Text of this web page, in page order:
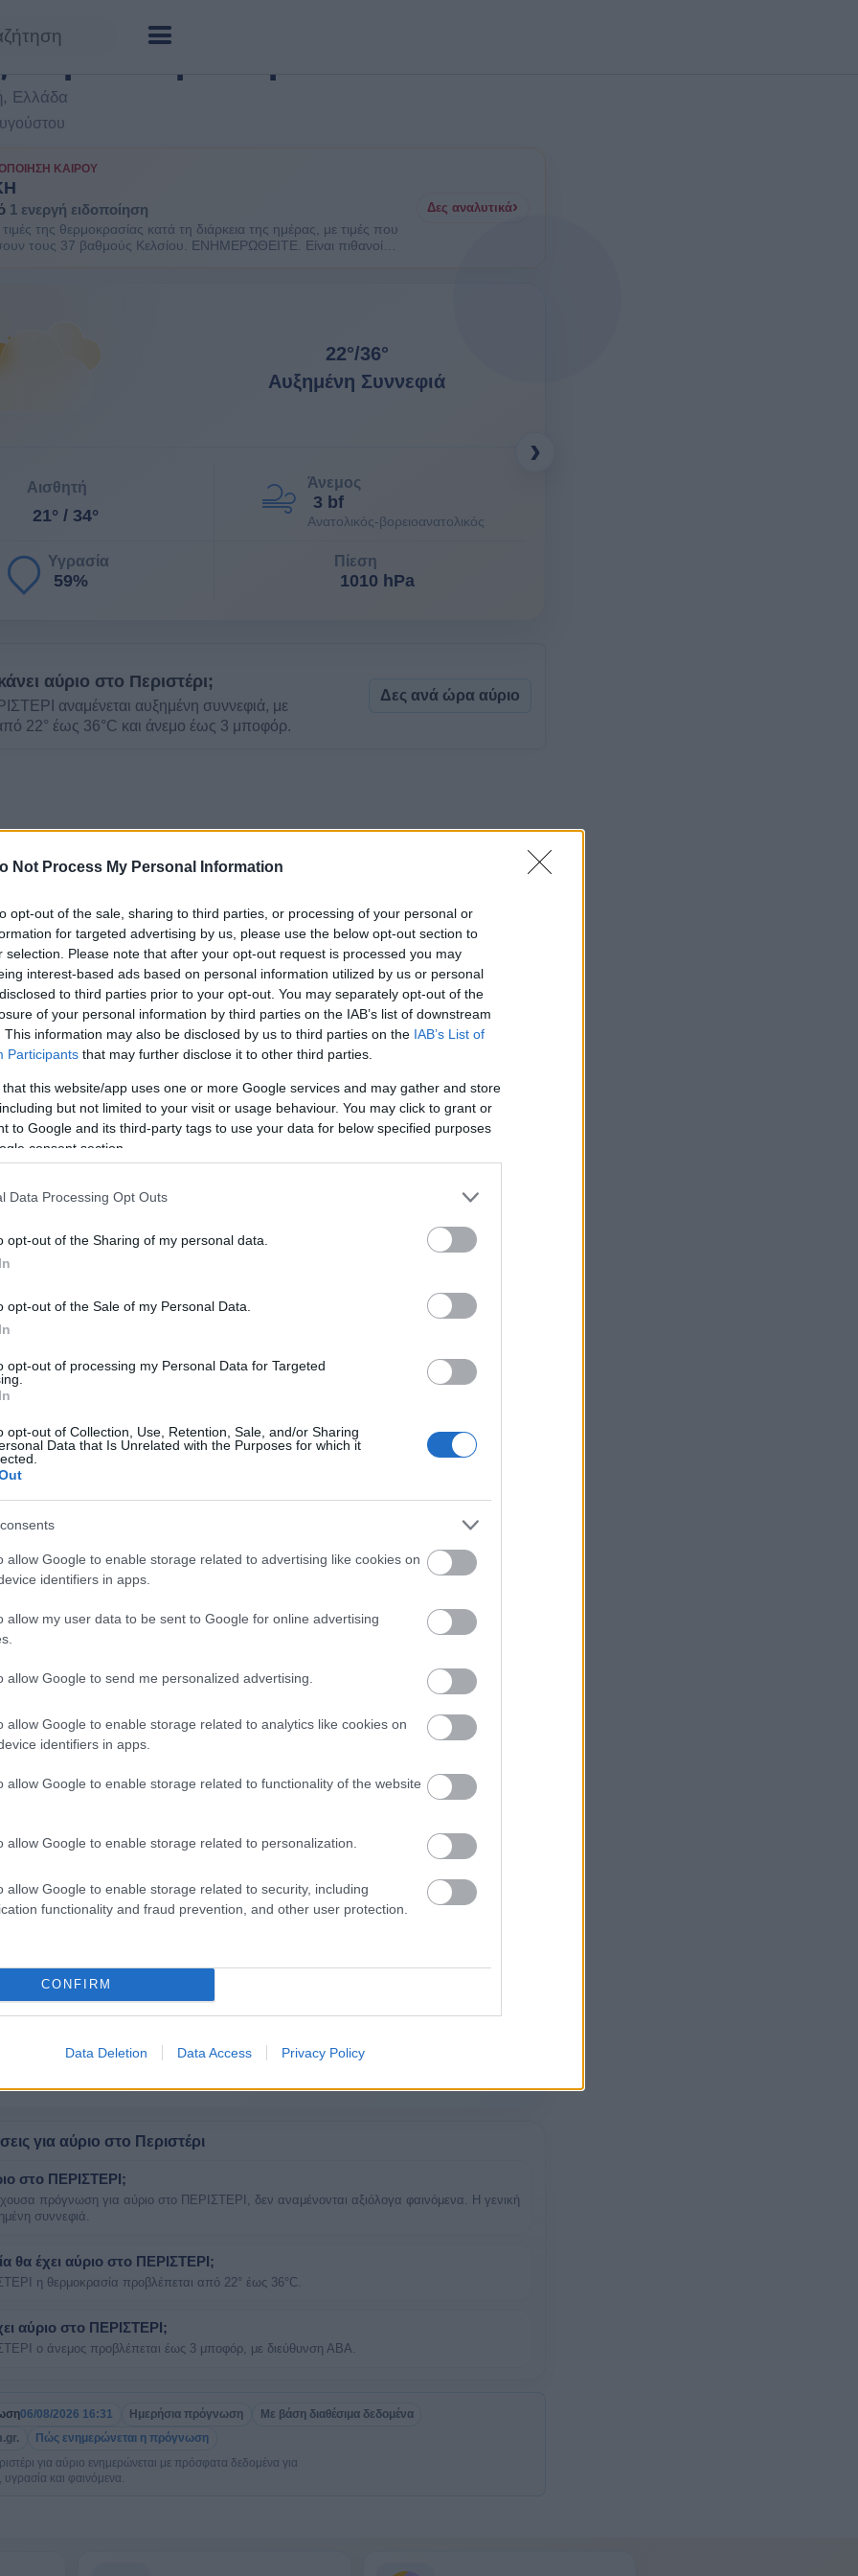
Not Process My Personal Information
opt-out of the sale, sharing to third parties, or processing of your personal or
for targeted advertising by us, please use the below opt-out section to
selection. Please note that after your opt-out request is processed you may
interest-based ads based on personal information utilized by us or personal
to third parties prior to your opt-out. You may separately opt-out of the
of your personal information by third parties on the IAB’s list of downstream
This information may also be disclosed by us to third parties on the IAB’s List of
Participants that may further disclose it to other third parties.
that this website/app uses one or more Google services and may gather and store
but not limited to your visit or usage behaviour. You may click to grant or
to Google and its third-party tags to use your data for below specified purposes
consent section.
Data Processing Opt Outs
opt-out of the Sharing of my personal data.
opt-out of the Sale of my Personal Data.
opt-out of processing my Personal Data for Targeted
opt-out of Collection, Use, Retention, Sale, and/or Sharing
Data that Is Unrelated with the Purposes for which it
allow Google to enable storage related to advertising like cookies on
identifiers in apps.
allow my user data to be sent to Google for online advertising
allow Google to send me personalized advertising.
allow Google to enable storage related to analytics like cookies on
identifiers in apps.
allow Google to enable storage related to functionality of the website
allow Google to enable storage related to personalization.
allow Google to enable storage related to security, including
functionality and fraud prevention, and other user protection.
CONFIRM
Data Deletion Data Access Privacy Policy
Περιστέρι
Ελλάδα
ΚΑΙΡΟΎ
1 ενεργή ειδοποίηση
της θερμοκρασίας κατά τη διάρκεια της ημέρας, με τιμές που
τους 37 βαθμούς Κελσίου. ΕΝΗΜΕΡΩΘΕΙΤΕ. Είναι πιθανοί
Δες αναλυτικά›
›
22°/36°
Αυξημένη Συννεφιά
Αισθητή
21° / 34°
Άνεμος
3 bf
Ανατολικός-βορειοανατολικός
Υγρασία
59%
Πίεση
1010 hPa
αύριο στο Περιστέρι;
αναμένεται αυξημένη συννεφιά, με
22° έως 36°C και άνεμο έως 3 μποφόρ.
Δες ανά ώρα αύριο
της ημέρας
22°
Μεσημέρι
36°35°
32°
καιρός
Άνεμος1 bf Ανατολικός-βορειοανατολικός
για τον καιρό στο Περιστέρι
› 14-15 ημέρες
Τάση 14-15 ημερών
περιοχές
για αύριο στο Περιστέρι
στο ΠΕΡΙΣΤΕΡΙ;
πρόγνωση για αύριο στο ΠΕΡΙΣΤΕΡΙ, δεν αναμένονται αξιόλογα φαινόμενα. Η γενική
συννεφιά.
θα έχει αύριο στο ΠΕΡΙΣΤΕΡΙ;
η θερμοκρασία προβλέπεται από 22° έως 36°C.
αύριο στο ΠΕΡΙΣΤΕΡΙ;
ο άνεμος προβλέπεται έως 3 μποφόρ, με διεύθυνση ΑΒΑ.
06/08/2026 16:31 Ημερήσια πρόγνωση Με βάση διαθέσιμα δεδομένα
Πώς ενημερώνεται η πρόγνωση
για αύριο ενημερώνεται με πρόσφατα δεδομένα για
και φαινόμενα.